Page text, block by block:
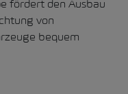
fördert den Ausbau
von
bequem